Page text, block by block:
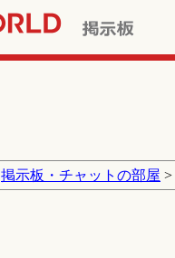
掲示板・チャットの部屋 >